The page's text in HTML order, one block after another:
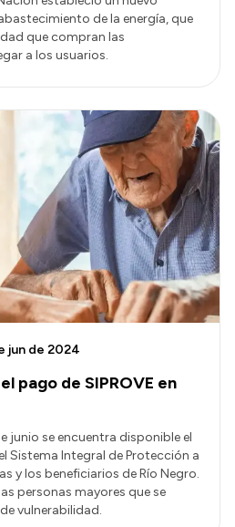
de la energía, que
que compran las
a los usuarios.
pago de SIPROVE en
jun de 2024
junio se encuentra disponible el
Sistema Integral de Protección a
y los beneficiarios de Río Negro.
personas mayores que se
vulnerabilidad.